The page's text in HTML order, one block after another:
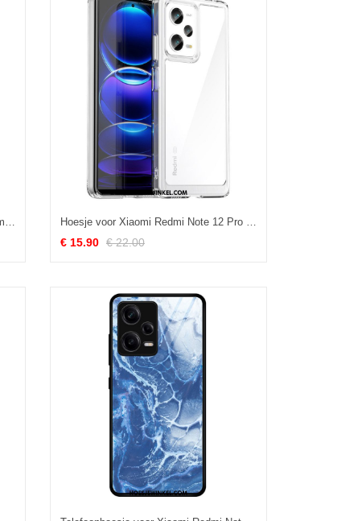
Bescherming Hoesje voor Xiaomi Redmi Note 12 Pro Folio-hoesje Stijl Leer 3d-patroon Hoesje voor Xiaomi Redmi Note 12 Pro Transparante Kleur
€ 15.90 € 22.00